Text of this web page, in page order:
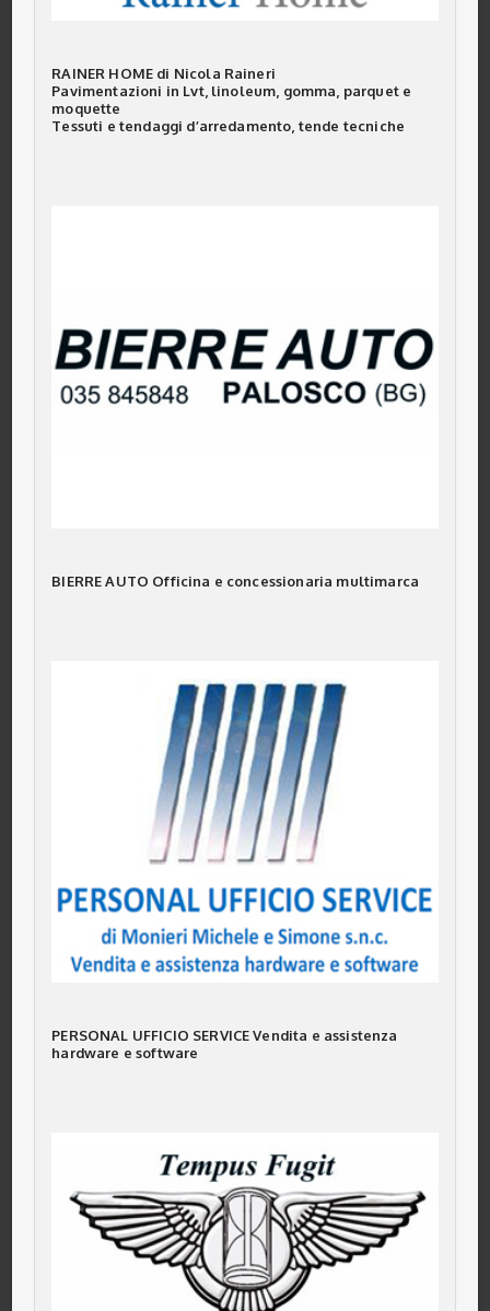
RAINER HOME di Nicola Raineri
Pavimentazioni in Lvt, linoleum, gomma, parquet e
moquette
Tessuti e tendaggi d’arredamento, tende tecniche
BIERRE AUTO Officina e concessionaria multimarca
PERSONAL UFFICIO SERVICEVendita e assistenza
hardware e software